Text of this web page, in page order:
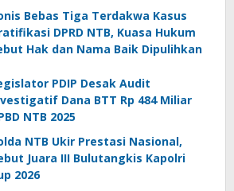
Bebas Tiga Terdakwa Kasus
DPRD NTB, Kuasa Hukum
Hak dan Nama Baik Dipulihkan
PDIP Desak Audit
Dana BTT Rp 484 Miliar
NTB 2025
NTB Ukir Prestasi Nasional,
Juara III Bulutangkis Kapolri
2026